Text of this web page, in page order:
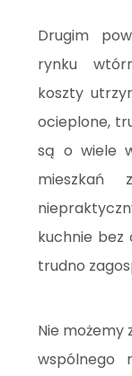
Drugim
rynku
koszty
ocieplone,
są o wiele
kuchnie bez
trudno
Nie możemy
wspólnego